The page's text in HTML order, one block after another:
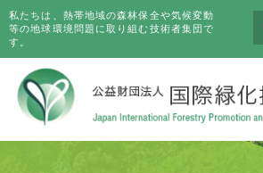
私たちは、熱帯地域の森林保全や気候変動
等の地球環境問題に取り組む技術者集団で
す。